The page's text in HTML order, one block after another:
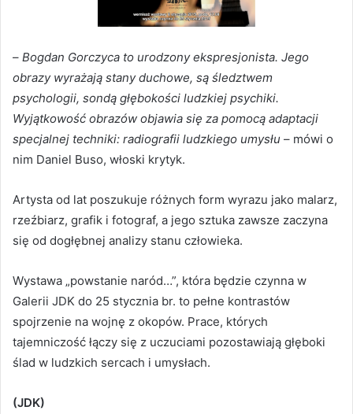
– Bogdan Gorczyca to urodzony ekspresjonista. Jego
obrazy wyrażają stany duchowe, są śledztwem
psychologii, sondą głębokości ludzkiej psychiki.
Wyjątkowość obrazów objawia się za pomocą adaptacji
specjalnej techniki: radiografii ludzkiego umysłu – mówi o
nim Daniel Buso, włoski krytyk.
Artysta od lat poszukuje różnych form wyrazu jako malarz,
rzeźbiarz, grafik i fotograf, a jego sztuka zawsze zaczyna
się od dogłębnej analizy stanu człowieka.
Wystawa „powstanie naród…”, która będzie czynna w
Galerii JDK do 25 stycznia br. to pełne kontrastów
spojrzenie na wojnę z okopów. Prace, których
tajemniczość łączy się z uczuciami pozostawiają głęboki
ślad w ludzkich sercach i umysłach.
(JDK)